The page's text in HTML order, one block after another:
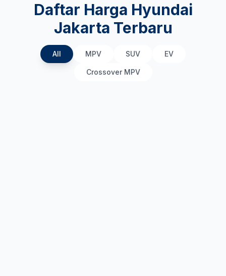
Daftar Harga Hyundai
Jakarta Terbaru
All MPV SUV EV
Crossover MPV